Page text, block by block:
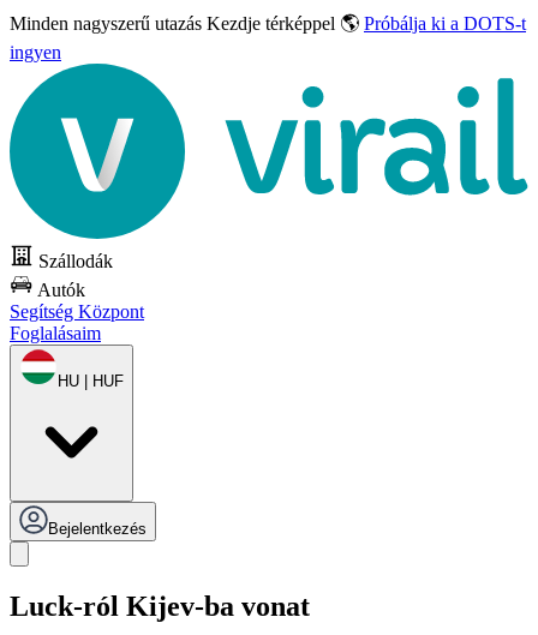
Minden nagyszerű utazás Kezdje térképpel 🌎 Próbálja ki a DOTS-t
ingyen
Szállodák
Autók
Segítség Központ
Foglalásaim
HU | HUF
Bejelentkezés
Luck-ról Kijev-ba vonat